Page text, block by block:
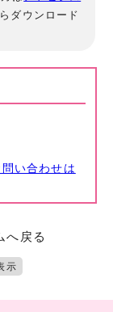
ダウンロード
い合わせは
へ戻る
示